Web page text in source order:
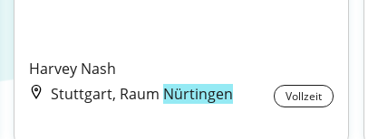
Harvey Nash
Stuttgart, Raum Nürtingen Vollzeit